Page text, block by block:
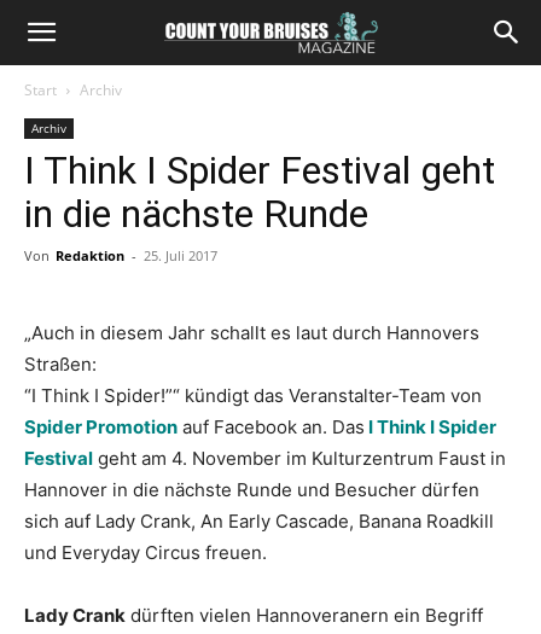
Start Archiv
Archiv
I Think I Spider Festival geht
in die nächste Runde
Von Redaktion - 25. Juli 2017
„Auch in diesem Jahr schallt es laut durch Hannovers
Straßen:
“I Think I Spider!”“ kündigt das Veranstalter-Team von
Spider Promotion auf Facebook an. Das I Think I Spider
Festival geht am 4. November im Kulturzentrum Faust in
Hannover in die nächste Runde und Besucher dürfen
sich auf Lady Crank, An Early Cascade, Banana Roadkill
und Everyday Circus freuen.
Lady Crank dürften vielen Hannoveranern ein Begriff